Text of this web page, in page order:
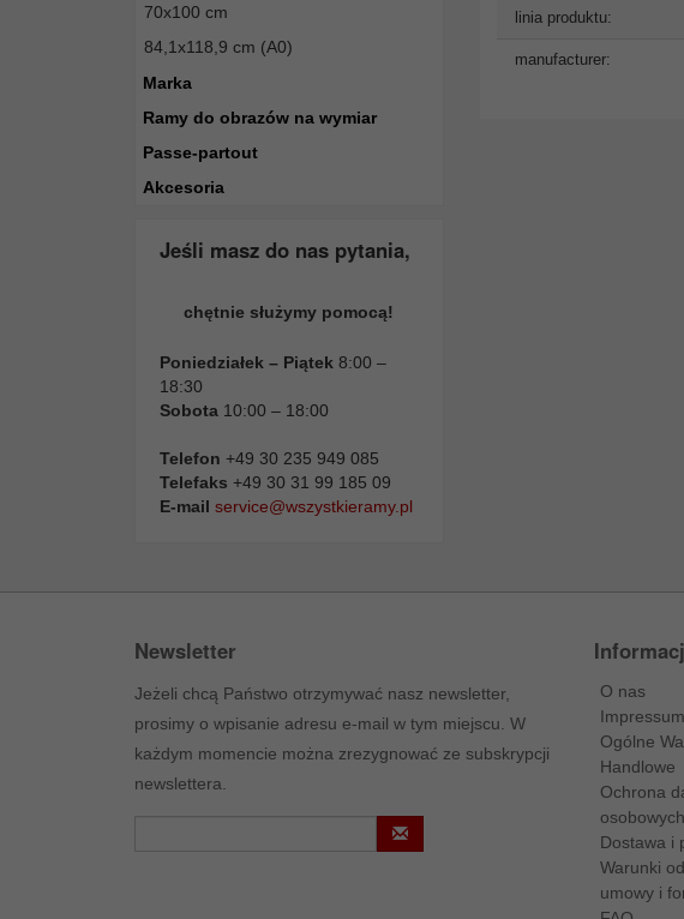
70x100 cm
84,1x118,9 cm (A0)
Marka
Ramy do obrazów na wymiar
Passe-partout
Akcesoria
Jeśli masz do nas pytania,
chętnie służymy pomocą!
Poniedziałek – Piątek 8:00 –
18:30
Sobota 10:00 – 18:00
Telefon +49 30 235 949 085
Telefaks +49 30 31 99 185 09
E-mail service@wszystkieramy.pl
linia produktu:
manufacturer:
Newsletter
Jeżeli chcą Państwo otrzymywać nasz newsletter,
prosimy o wpisanie adresu e-mail w tym miejscu. W
każdym momencie można zrezygnować ze subskrypcji
newslettera.
O nas
Impressum
Ogólne
Handlowe
Ochrona
osobowych
Dostawa i
Warunki
umowy i